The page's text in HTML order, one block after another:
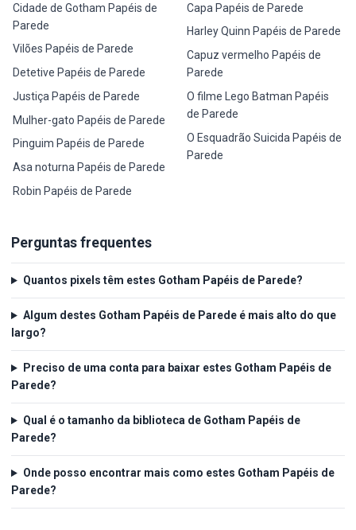
Cidade de Gotham Papéis de
Parede
Vilões Papéis de Parede
Detetive Papéis de Parede
Justiça Papéis de Parede
Mulher-gato Papéis de Parede
Pinguim Papéis de Parede
Asa noturna Papéis de Parede
Robin Papéis de Parede
Capa Papéis de Parede
Harley Quinn Papéis de Parede
Capuz vermelho Papéis de
Parede
O filme Lego Batman Papéis
de Parede
O Esquadrão Suicida Papéis de
Parede
Perguntas frequentes
Quantos pixels têm estes Gotham Papéis de Parede?
Algum destes Gotham Papéis de Parede é mais alto do que
largo?
Preciso de uma conta para baixar estes Gotham Papéis de
Parede?
Qual é o tamanho da biblioteca de Gotham Papéis de
Parede?
Onde posso encontrar mais como estes Gotham Papéis de
Parede?